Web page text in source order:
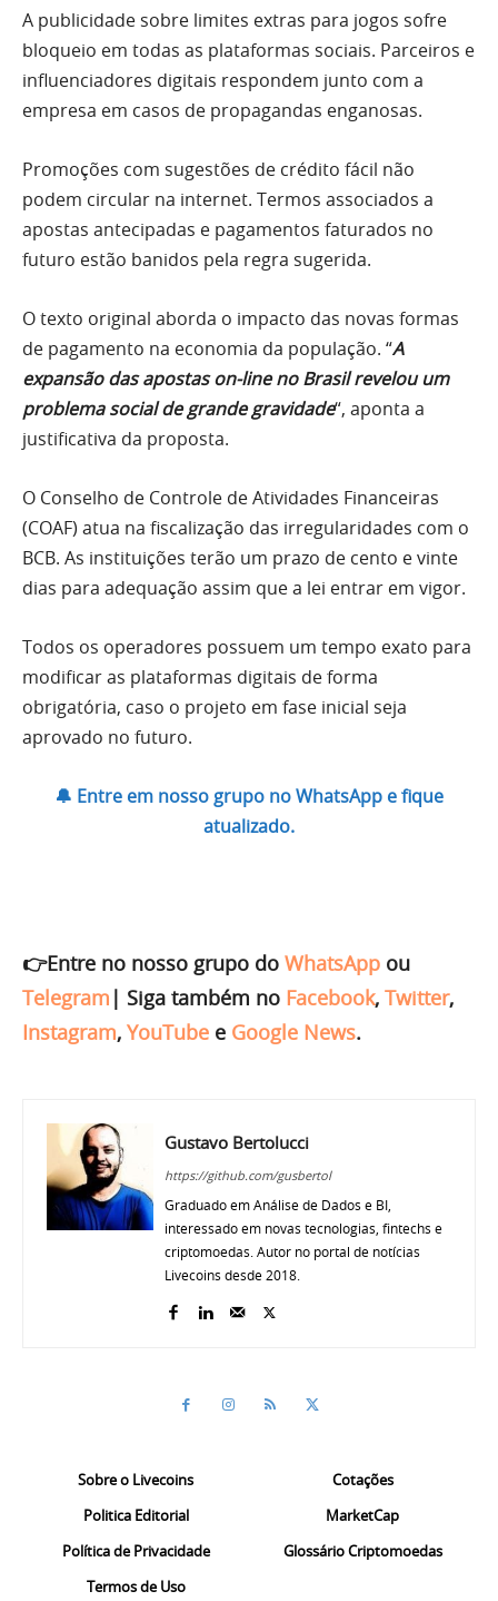
A publicidade sobre limites extras para jogos sofre
bloqueio em todas as plataformas sociais. Parceiros e
influenciadores digitais respondem junto com a
empresa em casos de propagandas enganosas.
Promoções com sugestões de crédito fácil não
podem circular na internet. Termos associados a
apostas antecipadas e pagamentos faturados no
futuro estão banidos pela regra sugerida.
O texto original aborda o impacto das novas formas
de pagamento na economia da população. “A
expansão das apostas on-line no Brasil revelou um
problema social de grande gravidade“, aponta a
justificativa da proposta.
O Conselho de Controle de Atividades Financeiras
(COAF) atua na fiscalização das irregularidades com o
BCB. As instituições terão um prazo de cento e vinte
dias para adequação assim que a lei entrar em vigor.
Todos os operadores possuem um tempo exato para
modificar as plataformas digitais de forma
obrigatória, caso o projeto em fase inicial seja
aprovado no futuro.
🔔 Entre em nosso grupo no WhatsApp e fique
atualizado.
👉Entre no nosso grupo do WhatsApp ou
Telegram | Siga também no Facebook, Twitter,
Instagram, YouTube e Google News.
Gustavo Bertolucci
https://github.com/gusbertol
Graduado em Análise de Dados e BI,
interessado em novas tecnologias, fintechs e
criptomoedas. Autor no portal de notícias
Livecoins desde 2018.
Sobre o Livecoins
Politica Editorial
Política de Privacidade
Termos de Uso
Cotações
MarketCap
Glossário Criptomoedas